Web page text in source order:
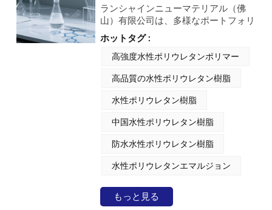
ランシャインニューマテリアル（佛
山）有限公司は、多様なポートフォリ
オを製造しています。 水性ポリウレ
タン樹脂 水性ポリウレタン分散液
（PUD）とポリウレタンアクリレー
シアネートから作られ、無溶剤または
揮発性有機化合物（VOC）が少ない
ように配合されており、優れた顔料濡
れ性と安定性を示し、着色コーティン
グやインク用途に最適です。高性能
水性ポリウレタン樹脂 フレキシブル
プラスチックコーティング、保護仕上
となる要求の厳しい産業用途に特に適
しています。
ホットタグ :
高強度水性ポリウレタンポリマー
高品質の水性ポリウレタン樹脂
水性ポリウレタン樹脂
中国水性ポリウレタン樹脂
防水水性ポリウレタン樹脂
水性ポリウレタンエマルジョン
もっと見る